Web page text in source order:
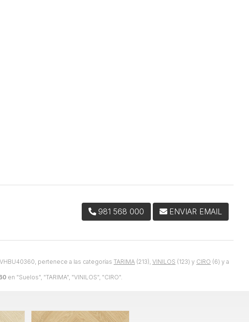
pertenece a las categorías TARIMA (213), VINILOS (123) y CIRO (6) y a
en "Suelos", "TARIMA", "VINILOS", "CIRO".
981 568 000 ENVIAR EMAIL